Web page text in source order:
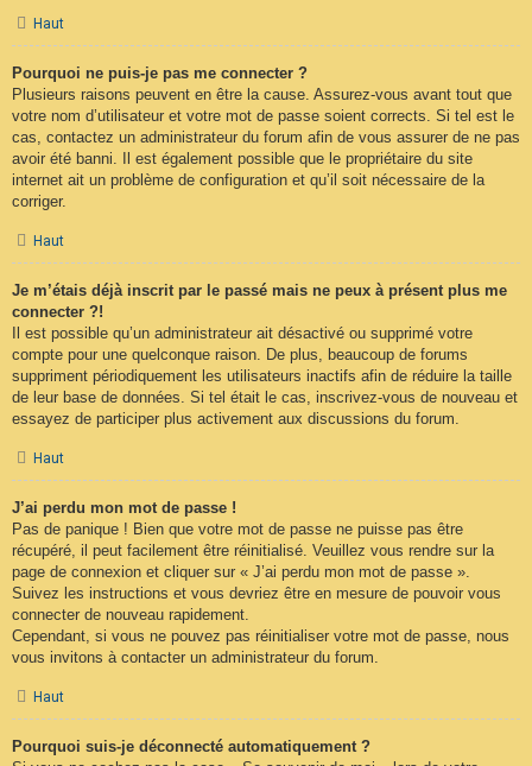
Haut
Pourquoi ne puis-je pas me connecter ?
Plusieurs raisons peuvent en être la cause. Assurez-vous avant tout que
votre nom d’utilisateur et votre mot de passe soient corrects. Si tel est le
cas, contactez un administrateur du forum afin de vous assurer de ne pas
avoir été banni. Il est également possible que le propriétaire du site
internet ait un problème de configuration et qu’il soit nécessaire de la
corriger.
Haut
Je m’étais déjà inscrit par le passé mais ne peux à présent plus me
connecter ?!
Il est possible qu’un administrateur ait désactivé ou supprimé votre
compte pour une quelconque raison. De plus, beaucoup de forums
suppriment périodiquement les utilisateurs inactifs afin de réduire la taille
de leur base de données. Si tel était le cas, inscrivez-vous de nouveau et
essayez de participer plus activement aux discussions du forum.
Haut
J’ai perdu mon mot de passe !
Pas de panique ! Bien que votre mot de passe ne puisse pas être
récupéré, il peut facilement être réinitialisé. Veuillez vous rendre sur la
page de connexion et cliquer sur « J’ai perdu mon mot de passe ».
Suivez les instructions et vous devriez être en mesure de pouvoir vous
connecter de nouveau rapidement.
Cependant, si vous ne pouvez pas réinitialiser votre mot de passe, nous
vous invitons à contacter un administrateur du forum.
Haut
Pourquoi suis-je déconnecté automatiquement ?